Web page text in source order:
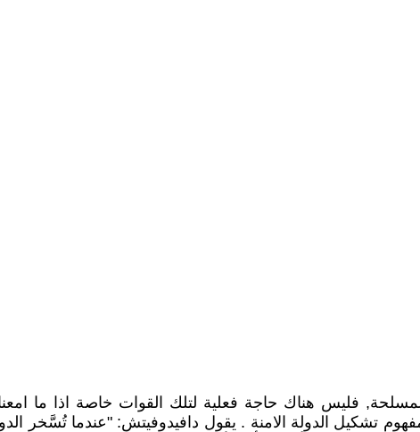
فليس هناك حاجة فعلية لتلك القوات خاصة اذا ما امعنا
تشكيل الدولة الامنة . يقول دافيدوفيتش: "عندما تُسَّخر